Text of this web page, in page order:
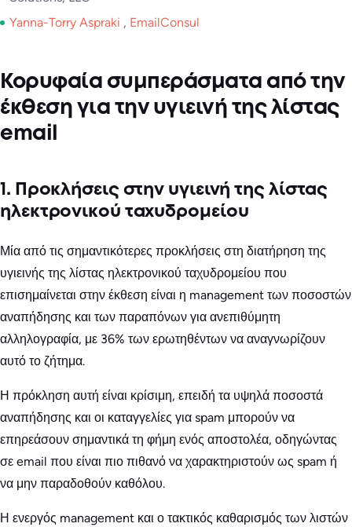
Yanna-Torry Aspraki , EmailConsul
Κορυφαία συμπεράσματα από την
έκθεση για την υγιεινή της λίστας
email
1. Προκλήσεις στην υγιεινή της λίστας
ηλεκτρονικού ταχυδρομείου
Μία από τις σημαντικότερες προκλήσεις στη διατήρηση της
υγιεινής της λίστας ηλεκτρονικού ταχυδρομείου που
επισημαίνεται στην έκθεση είναι η management των ποσοστών
αναπήδησης και των παραπόνων για ανεπιθύμητη
αλληλογραφία, με 36% των ερωτηθέντων να αναγνωρίζουν
αυτό το ζήτημα.
Η πρόκληση αυτή είναι κρίσιμη, επειδή τα υψηλά ποσοστά
αναπήδησης και οι καταγγελίες για spam μπορούν να
επηρεάσουν σημαντικά τη φήμη ενός αποστολέα, οδηγώντας
σε email που είναι πιο πιθανό να χαρακτηριστούν ως spam ή
να μην παραδοθούν καθόλου.
Η ενεργός management και ο τακτικός καθαρισμός των λιστών